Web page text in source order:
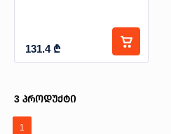
131.4 ₾
3 პროდუქტი
1